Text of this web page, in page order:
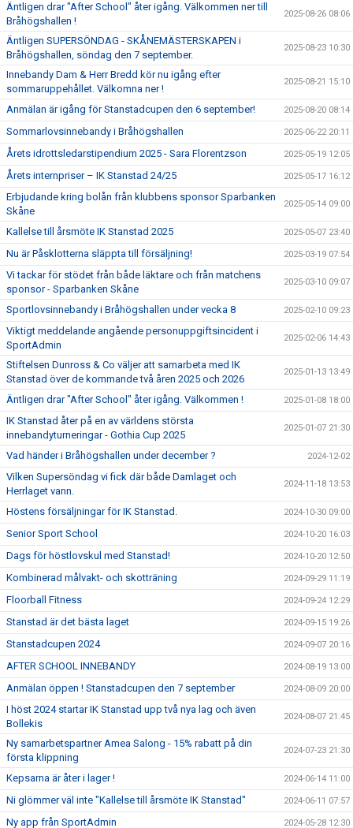
Äntligen drar "After School" åter igång. Välkommen ner till
Bråhögshallen !
2025-08-26 08:06
Äntligen SUPERSÖNDAG - SKÅNEMÄSTERSKAPEN i
Bråhögshallen, söndag den 7 september.
2025-08-23 10:30
Innebandy Dam & Herr Bredd kör nu igång efter
sommaruppehållet. Välkomna ner !
2025-08-21 15:10
Anmälan är igång för Stanstadcupen den 6 september! 2025-08-20 08:14
Sommarlovsinnebandy i Bråhögshallen 2025-06-22 20:11
Årets idrottsledarstipendium 2025 - Sara Florentzson 2025-05-19 12:05
Årets internpriser – IK Stanstad 24/25 2025-05-17 16:12
Erbjudande kring bolån från klubbens sponsor Sparbanken
Skåne
2025-05-14 09:00
Kallelse till årsmöte IK Stanstad 2025 2025-05-07 23:40
Nu är Påsklotterna släppta till försäljning! 2025-03-19 07:54
Vi tackar för stödet från både läktare och från matchens
sponsor - Sparbanken Skåne
2025-03-10 09:07
Sportlovsinnebandy i Bråhögshallen under vecka 8 2025-02-10 09:23
Viktigt meddelande angående personuppgiftsincident i
SportAdmin
2025-02-06 14:43
Stiftelsen Dunross & Co väljer att samarbeta med IK
Stanstad över de kommande två åren 2025 och 2026
2025-01-13 13:49
Äntligen drar "After School" åter igång. Välkommen ! 2025-01-08 18:00
IK Stanstad åter på en av världens största
innebandyturneringar - Gothia Cup 2025
2025-01-07 21:30
Vad händer i Bråhögshallen under december ? 2024-12-02
Vilken Supersöndag vi fick där både Damlaget och
Herrlaget vann.
2024-11-18 13:53
Höstens försäljningar för IK Stanstad. 2024-10-30 09:00
Senior Sport School 2024-10-20 16:03
Dags för höstlovskul med Stanstad! 2024-10-20 12:50
Kombinerad målvakt- och skotträning 2024-09-29 11:19
Floorball Fitness 2024-09-24 12:29
Stanstad är det bästa laget 2024-09-15 19:26
Stanstadcupen 2024 2024-09-07 20:16
AFTER SCHOOL INNEBANDY 2024-08-19 13:00
Anmälan öppen ! Stanstadcupen den 7 september 2024-08-09 20:00
I höst 2024 startar IK Stanstad upp två nya lag och även
Bollekis
2024-08-07 21:45
Ny samarbetspartner Amea Salong - 15% rabatt på din
första klippning
2024-07-23 21:30
Kepsarna är åter i lager ! 2024-06-14 11:00
Ni glömmer väl inte "Kallelse till årsmöte IK Stanstad" 2024-06-11 07:57
Ny app från SportAdmin 2024-05-28 12:30